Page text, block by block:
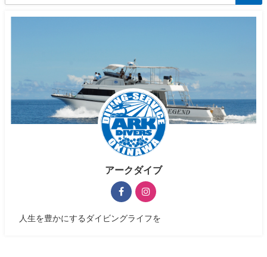
アークダイブ
人生を豊かにするダイビングライフを